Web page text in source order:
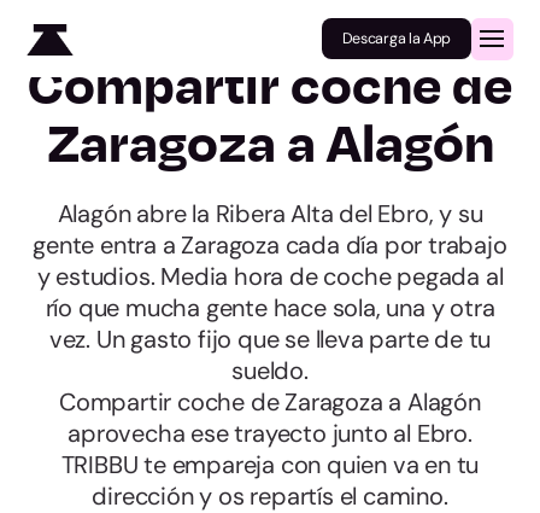
Descarga la App
Compartir coche de
Zaragoza a Alagón
Alagón abre la Ribera Alta del Ebro, y su
gente entra a Zaragoza cada día por trabajo
y estudios. Media hora de coche pegada al
río que mucha gente hace sola, una y otra
vez. Un gasto fijo que se lleva parte de tu
sueldo.
Compartir coche de Zaragoza a Alagón
aprovecha ese trayecto junto al Ebro.
TRIBBU te empareja con quien va en tu
dirección y os repartís el camino.